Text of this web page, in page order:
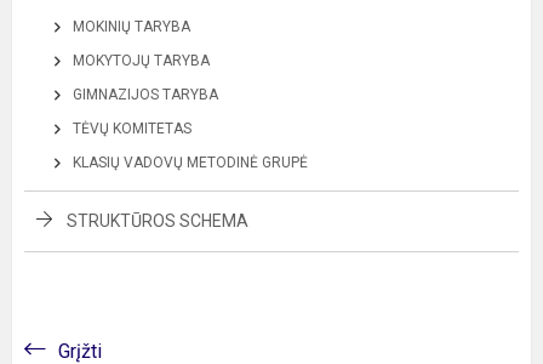
MOKINIŲ TARYBA
MOKYTOJŲ TARYBA
GIMNAZIJOS TARYBA
TĖVŲ KOMITETAS
KLASIŲ VADOVŲ METODINĖ GRUPĖ
STRUKTŪROS SCHEMA
Grįžti